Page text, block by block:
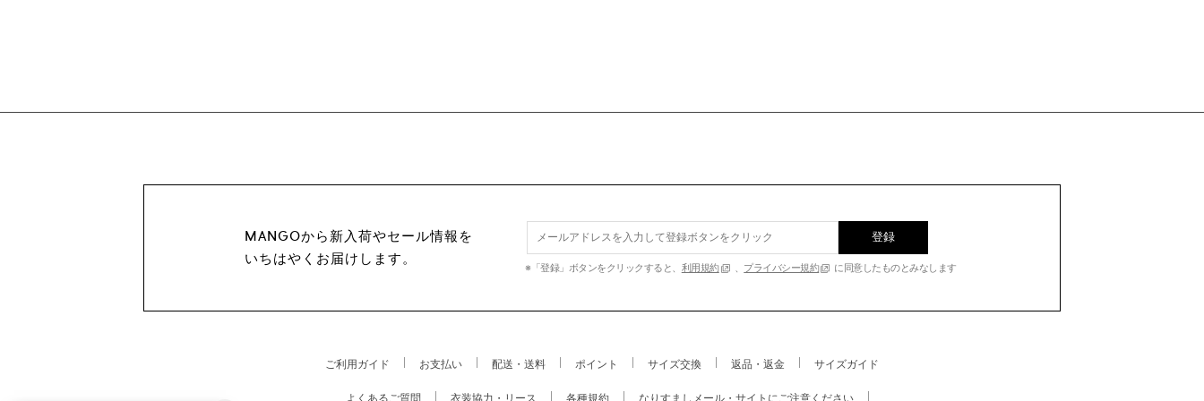
MANGOから新入荷やセール情報を
いちはやくお届けします。
登録
※「登録」ボタンをクリックすると、 利用規約 、 プライバシー規約 に同意したものとみなします
ご利用ガイド お支払い 配送・送料 ポイント サイズ交換 返品・返金 サイズガイド